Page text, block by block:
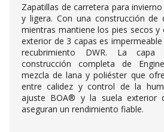
Zapatillas de carretera para
y ligera. Con una construcción de
mientras mantiene los pies secos y
exterior de 3 capas es
recubrimiento DWR. La
construcción completa de
mezcla de lana y poliéster que
entre calidez y control de la
ajuste BOA® y la suela exterior
aseguran un rendimiento fiable.